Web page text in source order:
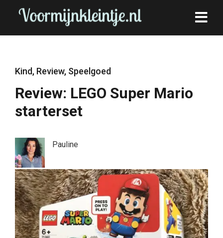
Kind, Review, Speelgoed
Review: LEGO Super Mario
starterset
Pauline